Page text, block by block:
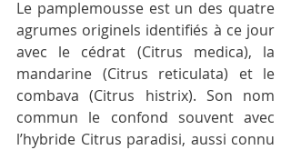
Le pamplemousse est un des quatre
agrumes originels identifiés à ce jour
avec le cédrat (Citrus medica), la
mandarine (Citrus reticulata) et le
combava (Citrus histrix). Son nom
commun le confond souvent avec
l’hybride Citrus paradisi, aussi connu